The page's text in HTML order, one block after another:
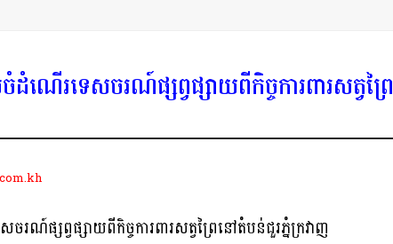
ចំដំណើរទេសចរណ៍ផ្សព្វផ្សាយពីកិច្ចការពារសត្វព្រៃ
ចរណ៍ផ្សព្វផ្សាយពីកិច្ចការពារសត្វព្រៃនៅតំបន់ជួរភ្នំក្រវាញ